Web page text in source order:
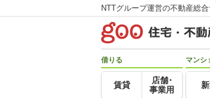
NTTグループ運営の不動産総
借りる
賃貸
店舗･
事業用
マンシ